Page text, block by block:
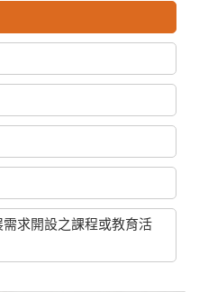
求開設之課程或教育活